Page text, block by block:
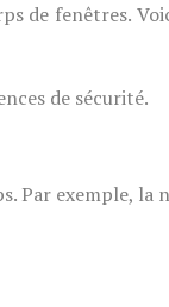
de fenêtres.
de sécurité.
Par exemple, la